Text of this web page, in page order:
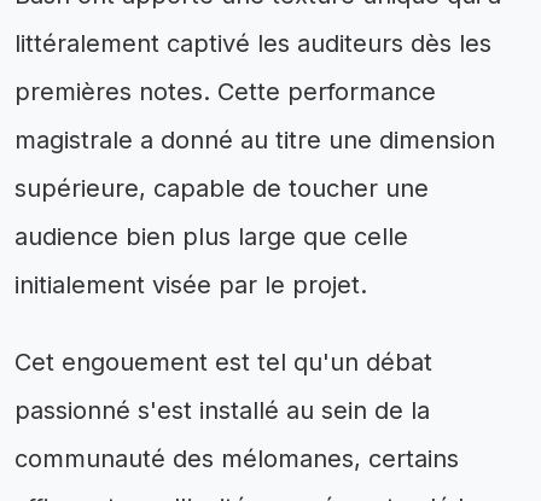
littéralement captivé les auditeurs dès les
premières notes. Cette performance
magistrale a donné au titre une dimension
supérieure, capable de toucher une
audience bien plus large que celle
initialement visée par le projet.
Cet engouement est tel qu'un débat
passionné s'est installé au sein de la
communauté des mélomanes, certains